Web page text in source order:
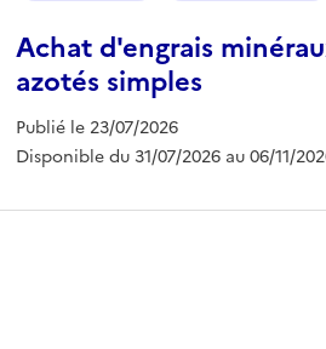
Achat d'engrais
azotés simples
Publié le 23/07/2026
Disponible du 31/07/2026 au 06/11/